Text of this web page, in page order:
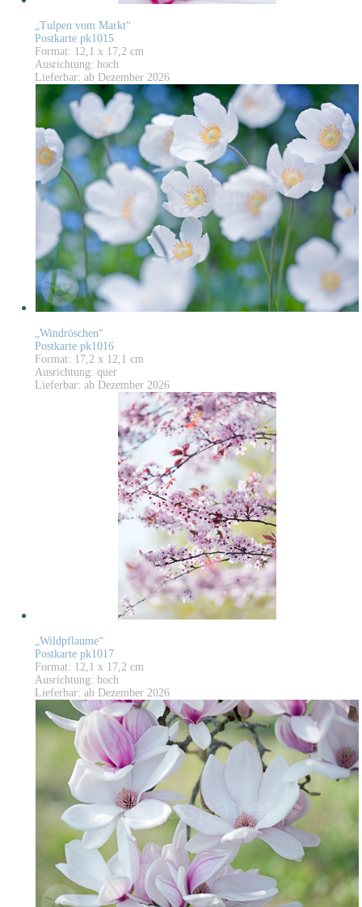
„Tulpen vom Markt“
Postkarte pk1015
Format: 12,1 x 17,2 cm
Ausrichtung: hoch
Lieferbar: ab Dezember 2026
„Windröschen“
Postkarte pk1016
Format: 17,2 x 12,1 cm
Ausrichtung: quer
Lieferbar: ab Dezember 2026
„Wildpflaume“
Postkarte pk1017
Format: 12,1 x 17,2 cm
Ausrichtung: hoch
Lieferbar: ab Dezember 2026